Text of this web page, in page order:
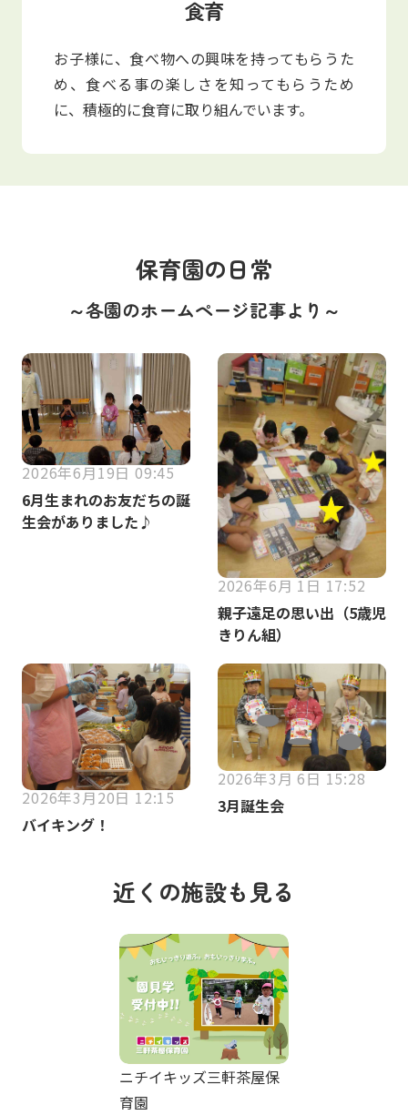
食育
お子様に、食べ物への興味を持ってもらうた
め、食べる事の楽しさを知ってもらうため
に、積極的に食育に取り組んでいます。
保育園の日常
～各園のホームページ記事より～
2026年6月19日 09:45
6月生まれのお友だちの誕
生会がありました♪
2026年6月 1日 17:52
親子遠足の思い出（5歳児
きりん組）
2026年3月20日 12:15
バイキング！
2026年3月 6日 15:28
3月誕生会
近くの施設も見る
ニチイキッズ三軒茶屋保
育園